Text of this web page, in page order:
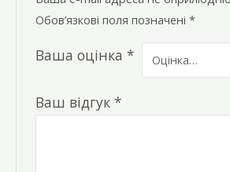
Обов’язкові поля позначені*
Ваша оцінка*
Ваш відгук*